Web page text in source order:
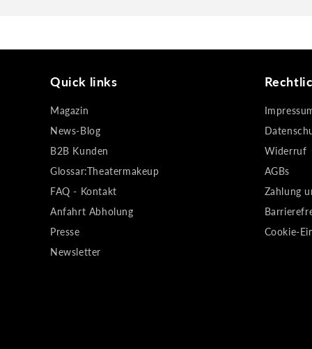
Quick links
Magazin
News-Blog
B2B Kunden
Glossar:Theatermakeup
FAQ - Kontakt
Anfahrt Abholung
Presse
Newsletter
Widerruf
AGBs
Zahlung
Cookie-